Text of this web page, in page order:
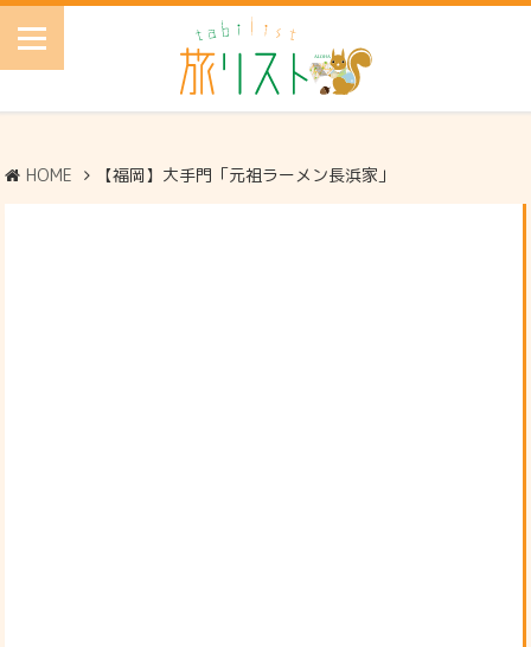
HOME 【福岡】大手門「元祖ラーメン長浜家」